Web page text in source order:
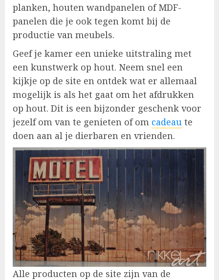
planken, houten wandpanelen of MDF-
panelen die je ook tegen komt bij de
productie van meubels.
Geef je kamer een unieke uitstraling met
een kunstwerk op hout. Neem snel een
kijkje op de site en ontdek wat er allemaal
mogelijk is als het gaat om het afdrukken
op hout. Dit is een bijzonder geschenk voor
jezelf om van te genieten of om cadeau te
doen aan al je dierbaren en vrienden.
Alle producten op de site zijn van de